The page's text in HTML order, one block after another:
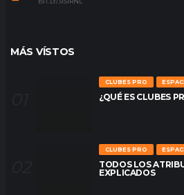
MÁS VÍSTOS
CLUBES PRO
¿QUÉ ES CLUBES
CLUBES PRO
TODOS LOS
EXPLICADOS